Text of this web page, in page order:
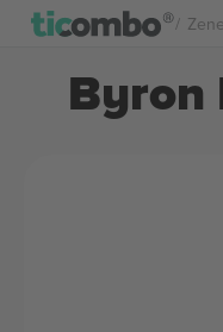
Zene
Byron